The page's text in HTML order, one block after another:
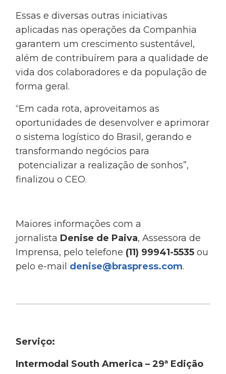
Essas e diversas outras iniciativas
aplicadas nas operações da Companhia
garantem um crescimento sustentável,
além de contribuírem para a qualidade de
vida dos colaboradores e da população de
forma geral.
“Em cada rota, aproveitamos as
oportunidades de desenvolver e aprimorar
o sistema logístico do Brasil, gerando e
transformando negócios para
potencializar a realização de sonhos”,
finalizou o CEO.
Maiores informações com a
jornalista Denise de Paiva, Assessora de
Imprensa, pelo telefone (11) 99941-5535 ou
pelo e-mail denise@braspress.com.
Serviço:
Intermodal South America – 29ª Edição